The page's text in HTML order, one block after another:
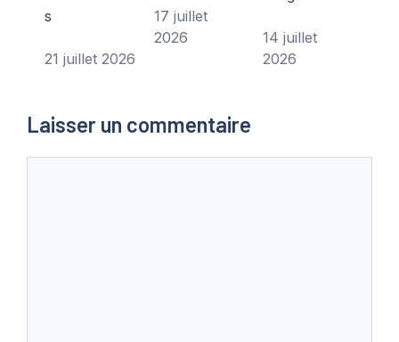
s
21 juillet 2026
17 juillet
2026
14 juillet
2026
Laisser un commentaire